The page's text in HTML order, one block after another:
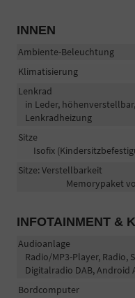
INNEN
Ambiente-Beleuchtung
Klimatisierung
Lenkrad
in Leder,
Lenkradheizung
Sitze
Isofix
Sitze: Verstellbarkeit
Memorypaket
INFOTAINMENT &
Audioanlage
Radio/MP3-Player, Radio,
Digitalradio DAB, Android
Bordcomputer